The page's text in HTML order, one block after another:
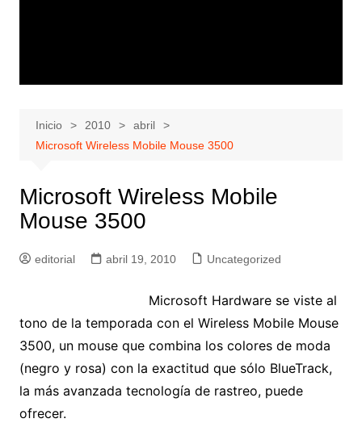
Inicio 2010
abril
Microsoft Wireless Mobile Mouse 3500
Microsoft Wireless Mobile
Mouse 3500
editorial abril 19, 2010 Uncategorized
Microsoft Hardware se viste al
tono de la temporada con el Wireless Mobile Mouse
3500, un mouse que combina los colores de moda
(negro y rosa) con la exactitud que sólo BlueTrack,
la más avanzada tecnología de rastreo, puede
ofrecer.